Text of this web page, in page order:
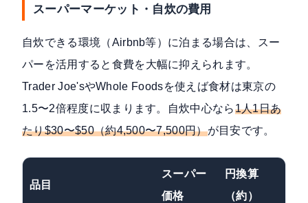
スーパーマーケット・自炊の費用
自炊できる環境（Airbnb等）に泊まる場合は、スー
パーを活用すると食費を大幅に抑えられます。
Trader Joe'sやWhole Foodsを使えば食材は東京の
1.5〜2倍程度に収まります。自炊中心なら1人1日あ
たり$30〜$50（約4,500〜7,500円）が目安です。
品目
スーパー
価格
円換算
（約）